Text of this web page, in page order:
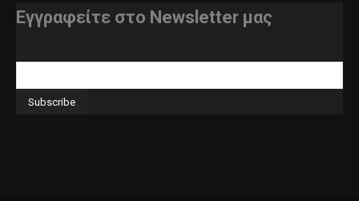
Εγγραφείτε στο Newsletter μας